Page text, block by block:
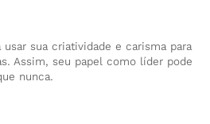
sua criatividade e carisma para
Assim, seu papel como líder pode
nunca.